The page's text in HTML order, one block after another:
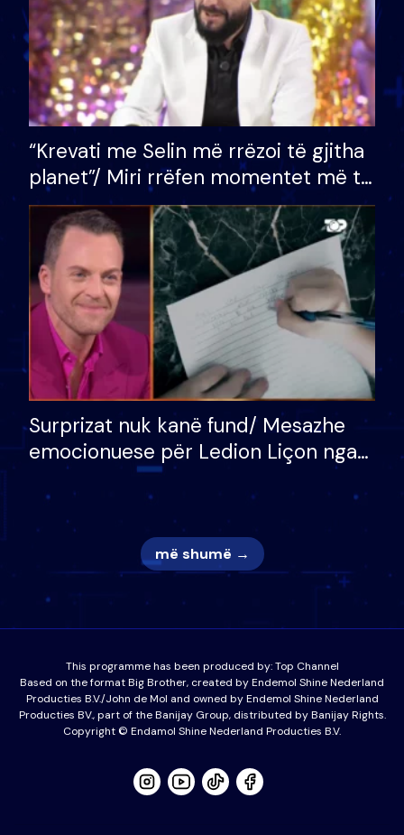
“Krevati me Selin më rrëzoi të gjitha
planet”/ Miri rrëfen momentet më të
bukura në shtëpinë e BB VIP: Do më
mungojë zilja e mëngjesit kur…
Surprizat nuk kanë fund/ Mesazhe
emocionuese për Ledion Liçon nga
nëna dhe fëmijët e tij, moderatori
nuk i mban dot lotët: Nuk meritoj…
më shumë →
This programme has been produced by:Top Channel
Based on the format Big Brother, created by Endemol Shine Nederland
Producties B.V./John de Mol and owned by Endemol Shine Nederland
Producties BV., part of the Banijay Group, distributed by Banijay Rights.
Copyright © Endamol Shine Nederland Producties B.V.